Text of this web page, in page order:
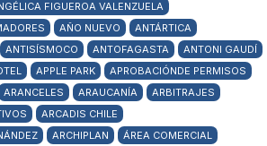
FIGUEROA VALENZUELA
AÑO NUEVO
ANTÁRTICA
ANTISÍSMOCO ANTOFAGASTA
ANTONI GAUDÍ
APPLE PARK
APROBACIÓNDE PERMISOS
ARANCELES ARAUCANÍA
ARBITRAJES
ARCADIS CHILE
ARCHIPLAN
ÁREA COMERCIAL